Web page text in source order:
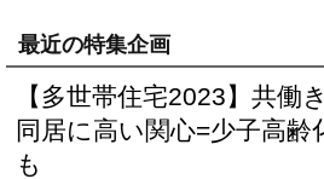
最近の特集企画
【多世帯住宅2023】共働
同居に高い関心=少子高齢
も